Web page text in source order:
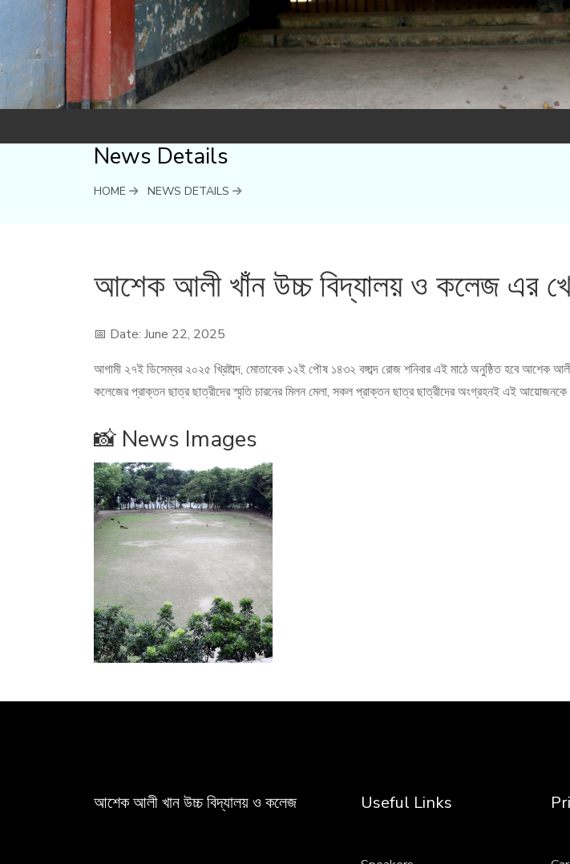
News Details
HOME NEWS DETAILS
আশেক আলী খাঁন উচ্চ বিদ্যালয় ও কলেজ এর
📅 Date: June 22, 2025
আগামী ২৭ই ডিসেম্বর ২০২৫ খ্রিষ্টাব্দ, মোতাবেক ১২ই পৌষ ১৪৩২ বঙ্গাব্দ রোজ শনিবার এই মাঠে অনুষ্ঠিত হবে আশেক
কলেজের প্রাক্তন ছাত্র ছাত্রীদের স্মৃতি চারনের মিলন মেলা, সকল প্রাক্তন ছাত্র ছাত্রীদের অংগ্রহনই এই আয়োজনকে
📸 News Images
আশেক আলী খান উচ্চ বিদ্যালয় ও কলেজ Useful Links